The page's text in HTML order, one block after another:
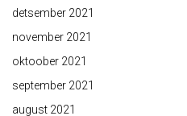
detsember 2021
november 2021
oktoober 2021
september 2021
august 2021